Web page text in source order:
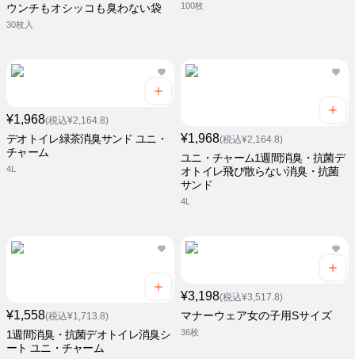
ウンチもオシッコも臭わない袋
30枚入
100枚
¥1,968(税込¥2,164.8)
デオトイレ緑茶消臭サンド ユニ・
チャーム
4L
¥1,968(税込¥2,164.8)
ユニ・チャーム1週間消臭・抗菌デ
オトイレ飛び散らない消臭・抗菌
サンド
4L
¥1,558(税込¥1,713.8)
1週間消臭・抗菌デオトイレ消臭シ
ート ユニ・チャーム
¥3,198(税込¥3,517.8)
マナーウェア女の子用Sサイズ
36枚